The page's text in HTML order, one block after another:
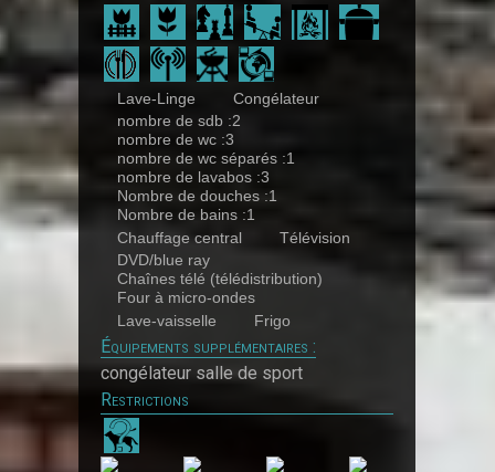
Lave-Linge
Congélateur
nombre de sdb :2
nombre de wc :3
nombre de wc séparés :1
nombre de lavabos :3
Nombre de douches :1
Nombre de bains :1
Chauffage central
Télévision
DVD/blue ray
Chaînes télé (télédistribution)
Four à micro-ondes
Lave-vaisselle
Frigo
Équipements supplémentaires :
congélateur salle de sport
Restrictions